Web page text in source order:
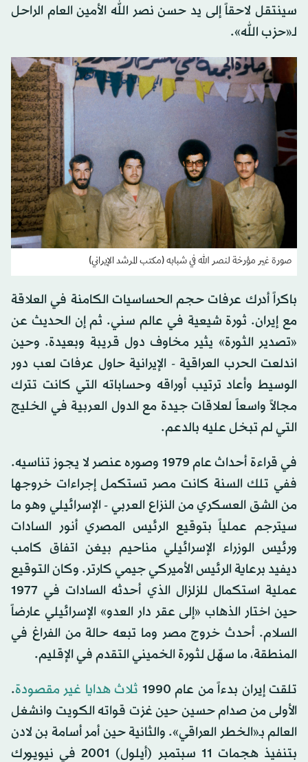
سينتقل لاحقاً إلى يد حسن نصر الله الأمين العام الراحل
لـ«حزب الله».
صورة غير مؤرخة لنصر الله في شبابه (مكتب المرشد الإيراني)
باكراً أدرك عرفات حجم الحساسيات الكامنة في العلاقة
مع إيران. ثورة شيعية في عالم سني. ثم إن الحديث عن
«تصدير الثورة» يثير مخاوف دول قريبة وبعيدة. وحين
اندلعت الحرب العراقية - الإيرانية حاول عرفات لعب دور
الوسيط وأعاد ترتيب أوراقه وحساباته التي كانت تترك
مجالاً واسعاً لعلاقات جيدة مع الدول العربية في الخليج
التي لم تبخل عليه بالدعم.
في قراءة أحداث عام 1979 وصوره عنصر لا يجوز تناسيه.
ففي تلك السنة كانت مصر تستكمل إجراءات خروجها
من الشق العسكري من النزاع العربي - الإسرائيلي وهو ما
سيترجم عملياً بتوقيع الرئيس المصري أنور السادات
ورئيس الوزراء الإسرائيلي مناحيم بيغن اتفاق كامب
ديفيد برعاية الرئيس الأميركي جيمي كارتر. وكان التوقيع
عملية استكمال للزلزال الذي أحدثه السادات في 1977
حين اختار الذهاب «إلى عقر دار العدو» الإسرائيلي عارضاً
السلام. أحدث خروج مصر وما تبعه حالة من الفراغ في
المنطقة، ما سهّل لثورة الخميني التقدم في الإقليم.
تلقت إيران بدءاً من عام 1990
ثلاث هدايا غير مقصودة.
الأولى من صدام حسين حين غزت قواته الكويت وانشغل
العالم بـ«الخطر العراقي». والثانية حين أمر أسامة بن لادن
بتنفيذ هجمات 11 سبتمبر (أيلول) 2001 في نيويورك